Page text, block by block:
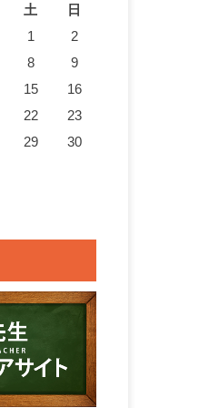
土
日
1
2
8
9
15
16
22
23
29
30